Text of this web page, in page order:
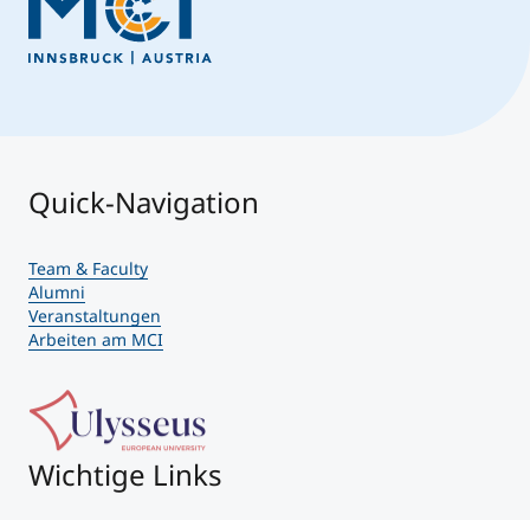
Quick-Navigation
Team & Faculty
Alumni
Veranstaltungen
Arbeiten am MCI
Wichtige Links